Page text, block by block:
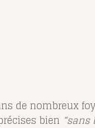
de nombreux
bien